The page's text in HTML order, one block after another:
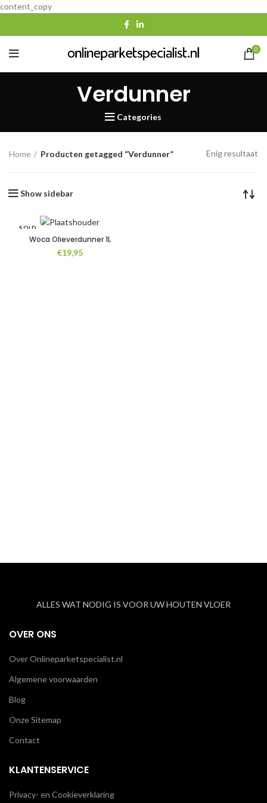
content_copy
0
Verdunner
Categories
Home Producten getagged “Verdunner” Enig resultaat
Show sidebar
SOLD
Woca Olieverdunner 1L
€19,95
ALLES WAT NODIG IS VOOR UW HOUTEN VLOER
OVER ONS
Over Onlineparketspecialist.nl
Algemene voorwaarden
Blog
Onze Sitemap
Contact
KLANTENSERVICE
Privacy- en Cookieverklaring